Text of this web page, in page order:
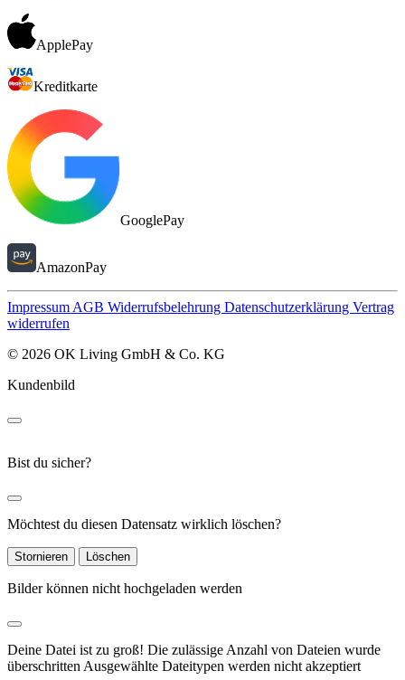
ApplePay
Kreditkarte
GooglePay
AmazonPay
ImpressumAGB Widerrufsbelehrung Datenschutzerklärung Vertrag
widerrufen
© 2026 OK Living GmbH & Co. KG
Kundenbild
Bist du sicher?
Möchtest du diesen Datensatz wirklich löschen?
Stornieren Löschen
Bilder können nicht hochgeladen werden
Deine Datei ist zu groß! Die zulässige Anzahl von Dateien wurde
überschrittenAusgewählte Dateitypen werden nicht akzeptiert